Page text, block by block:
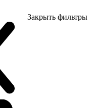
Закрыть фильтры